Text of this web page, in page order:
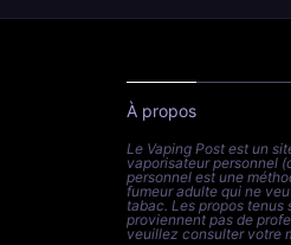
À propos
Le Vaping Post est un
vaporisateur personnel
personnel est une
fumeur adulte qui ne
tabac. Les propos tenus
proviennent pas de
veuillez consulter votre